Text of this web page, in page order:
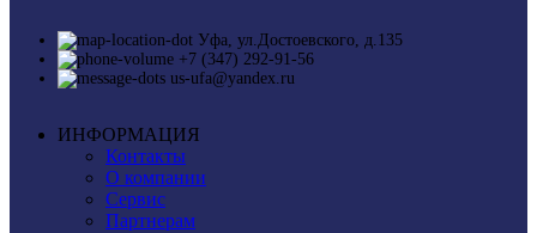
Уфа, ул.Достоевского, д.135
+7 (347) 292-91-56
us-ufa@yandex.ru
ИНФОРМАЦИЯ
Контакты
О компании
Сервис
Партнерам